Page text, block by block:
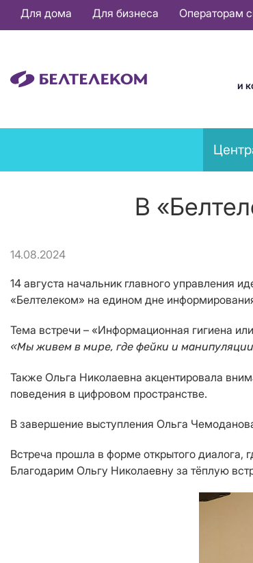
Основная
навигация
Для дома Для бизнеса Операторам
и
News
menu
В
14.08.2024
14 августа начальник главного управления
«Белтелеком» на едином дне
Тема встречи – «Информационная гигиена
«Мы живем в мире, где фейки и
Также Ольга Николаевна акцентировала
поведения в цифровом пространстве.
В завершение выступления Ольга
Встреча прошла в форме открытого
Благодарим Ольгу Николаевну за тёплую